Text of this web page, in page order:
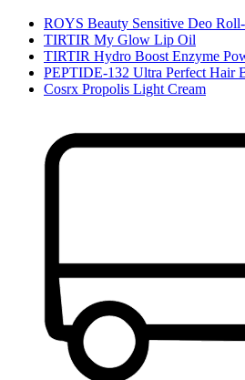
ROYS Beauty Sensitive Deo
TIRTIR My Glow Lip Oil
TIRTIR Hydro Boost Enzyme
PEPTIDE-132 Ultra Perfect Hair
Cosrx Propolis Light Cream